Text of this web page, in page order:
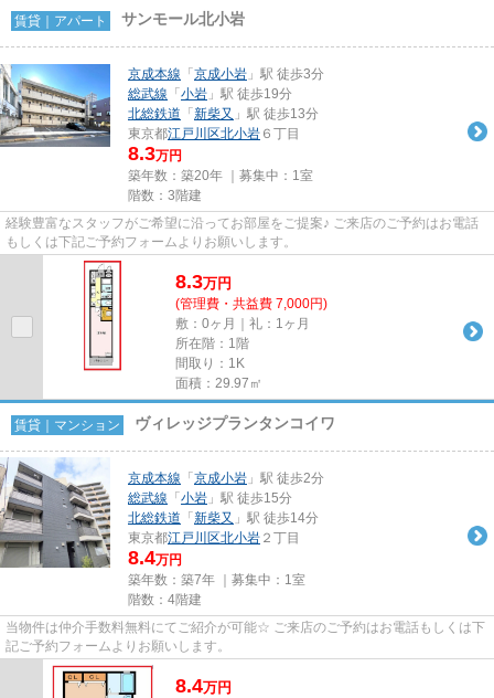
賃貸｜アパート サンモール北小岩
京成本線 「 京成小岩 」駅 徒歩3分
総武線 「 小岩 」駅 徒歩19分
北総鉄道 「 新柴又 」駅 徒歩13分
東京都江戸川区北小岩 ６丁目
8.3万円
築年数：築20年 ｜募集中： 1室
階数：3階建
経験豊富なスタッフがご希望に沿ってお部屋をご提案♪ ご来店のご予約はお電話
もしくは下記ご予約フォームよりお願いします。
8.3万円
(管理費・共益費 7,000円)
敷：0ヶ月｜礼：1ヶ月
所在階：1階
間取り：1K
面積：29.97㎡
賃貸｜マンション ヴィレッジプランタンコイワ
京成本線 「 京成小岩 」駅 徒歩2分
総武線 「 小岩 」駅 徒歩15分
北総鉄道 「 新柴又 」駅 徒歩14分
東京都江戸川区北小岩 ２丁目
8.4万円
築年数：築7年 ｜募集中： 1室
階数：4階建
当物件は仲介手数料無料にてご紹介が可能☆ ご来店のご予約はお電話もしくは下
記ご予約フォームよりお願いします。
8.4万円